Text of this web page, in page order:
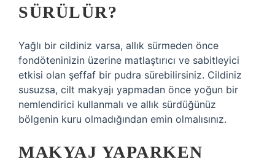
SÜRÜLÜR?
Yağlı bir cildiniz varsa, allık sürmeden önce
fondöteninizin üzerine matlaştırıcı ve sabitleyici
etkisi olan şeffaf bir pudra sürebilirsiniz. Cildiniz
susuzsa, cilt makyajı yapmadan önce yoğun bir
nemlendirici kullanmalı ve allık sürdüğünüz
bölgenin kuru olmadığından emin olmalısınız.
MAKYAJ YAPARKEN